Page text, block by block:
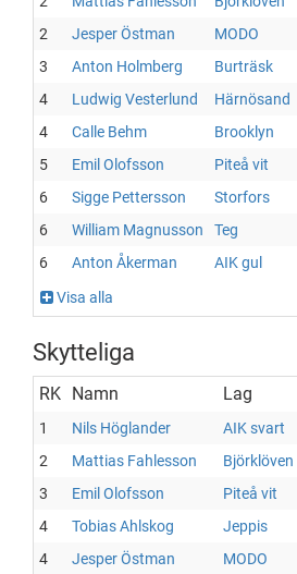
2
Jesper Östman MODO
3
Anton Holmberg Burträsk
4
Ludwig Vesterlund Härnösand
4
Calle Behm Brooklyn
5
Emil Olofsson Piteå vit
6
Sigge Pettersson Storfors
6
William Magnusson Teg
6
Anton Åkerman AIK gul
Visa alla
Skytteliga
RK Namn Lag
1 Nils Höglander AIK svart
2
Mattias Fahlesson Björklöven
3
Emil Olofsson Piteå vit
4
Tobias Ahlskog Jeppis
4
Jesper Östman MODO